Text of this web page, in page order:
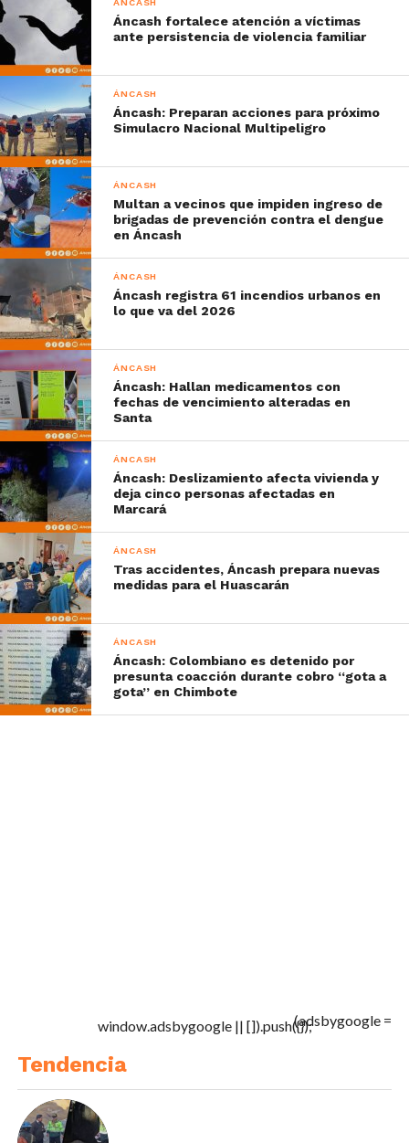
Áncash fortalece atención a víctimas
ante persistencia de violencia familiar
ÁNCASH
Áncash: Preparan acciones para próximo
Simulacro Nacional Multipeligro
ÁNCASH
Multan a vecinos que impiden ingreso de
brigadas de prevención contra el dengue
en Áncash
ÁNCASH
Áncash registra 61 incendios urbanos en
lo que va del 2026
ÁNCASH
Áncash: Hallan medicamentos con
fechas de vencimiento alteradas en
Santa
ÁNCASH
Áncash: Deslizamiento afecta vivienda y
deja cinco personas afectadas en
Marcará
ÁNCASH
Tras accidentes, Áncash prepara nuevas
medidas para el Huascarán
ÁNCASH
Áncash: Colombiano es detenido por
presunta coacción durante cobro “gota a
gota” en Chimbote
(adsbygoogle =
window.adsbygoogle || []).push({});
Tendencia